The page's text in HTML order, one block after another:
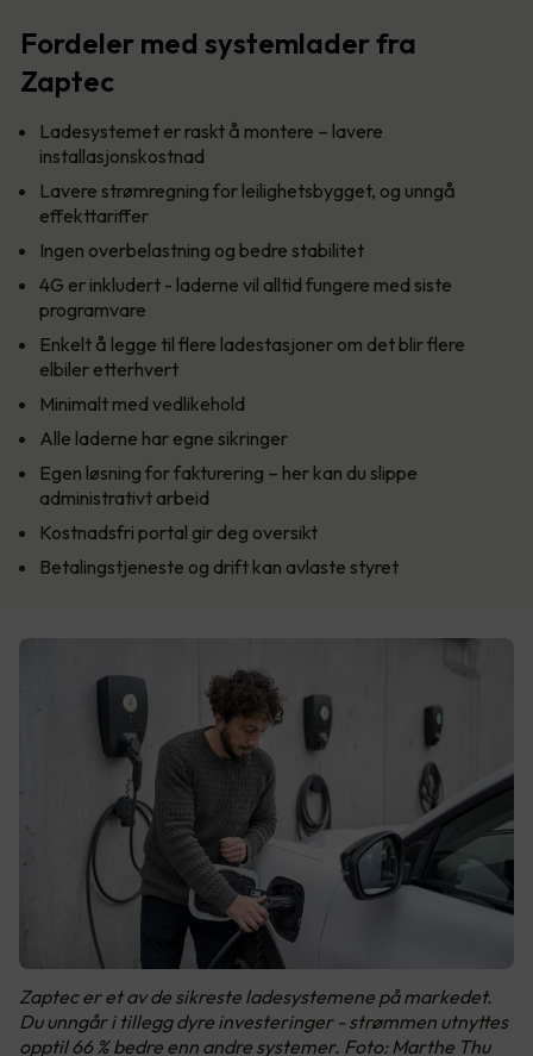
Fordeler med systemlader fra
Zaptec
Ladesystemet er raskt å montere – lavere
installasjonskostnad
Lavere strømregning for leilighetsbygget, og unngå
effekttariffer
Ingen overbelastning og bedre stabilitet
4G er inkludert - laderne vil alltid fungere med siste
programvare
Enkelt å legge til flere ladestasjoner om det blir flere
elbiler etterhvert
Minimalt med vedlikehold
Alle laderne har egne sikringer
Egen løsning for fakturering – her kan du slippe
administrativt arbeid
Kostnadsfri portal gir deg oversikt
Betalingstjeneste og drift kan avlaste styret
Zaptec er et av de sikreste ladesystemene på markedet.
Du unngår i tillegg dyre investeringer - strømmen utnyttes
opptil 66 % bedre enn andre systemer. Foto: Marthe Thu